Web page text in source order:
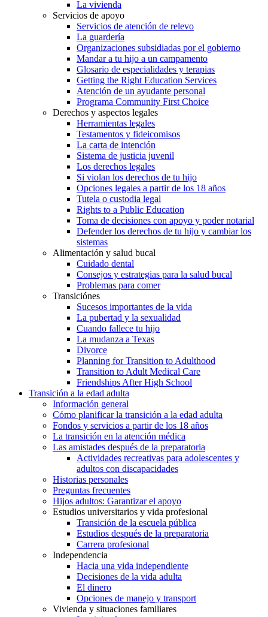
La vivienda
Servicios de apoyo
Servicios de atención de relevo
La guardería
Organizaciones subsidiadas por el gobierno
Mandar a tu hijo a un campamento
Glosario de especialidades y terapias
Getting the Right Education Services
Atención de un ayudante personal
Programa Community First Choice
Derechos y aspectos legales
Herramientas legales
Testamentos y fideicomisos
La carta de intención
Sistema de justicia juvenil
Los derechos legales
Si violan los derechos de tu hijo
Opciones legales a partir de los 18 años
Tutela o custodia legal
Rights to a Public Education
Toma de decisiones con apoyo y poder notarial
Defender los derechos de tu hijo y cambiar los
sistemas
Alimentación y salud bucal
Cuidado dental
Consejos y estrategias para la salud bucal
Problemas para comer
Transiciónes
Sucesos importantes de la vida
La pubertad y la sexualidad
Cuando fallece tu hijo
La mudanza a Texas
Divorce
Planning for Transition to Adulthood
Transition to Adult Medical Care
Friendships After High School
Transición a la edad adulta
Información general
Cómo planificar la transición a la edad adulta
Fondos y servicios a partir de los 18 años
La transición en la atención médica
Las amistades después de la preparatoria
Actividades recreativas para adolescentes y
adultos con discapacidades
Historias personales
Preguntas frecuentes
Hijos adultos: Garantizar el apoyo
Estudios universitarios y vida profesional
Transición de la escuela pública
Estudios después de la preparatoria
Carrera profesional
Independencia
Hacia una vida independiente
Decisiones de la vida adulta
El dinero
Opciones de manejo y transport
Vivienda y situaciones familiares